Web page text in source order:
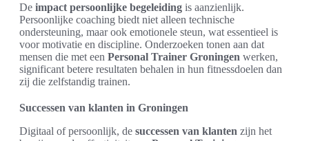
De impact persoonlijke begeleiding is aanzienlijk.
Persoonlijke coaching biedt niet alleen technische
ondersteuning, maar ook emotionele steun, wat essentieel is
voor motivatie en discipline. Onderzoeken tonen aan dat
mensen die met een Personal Trainer Groningen werken,
significant betere resultaten behalen in hun fitnessdoelen dan
zij die zelfstandig trainen.
Successen van klanten in Groningen
Digitaal of persoonlijk, de successen van klanten zijn het